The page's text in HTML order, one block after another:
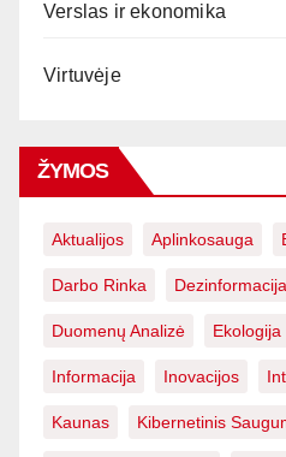
Verslas ir ekonomika
Virtuvėje
ŽYMOS
Aktualijos Aplinkosauga
Darbo Rinka Dezinformacija
Duomenų Analizė Ekologija
Informacija Inovacijos
Kaunas Kibernetinis